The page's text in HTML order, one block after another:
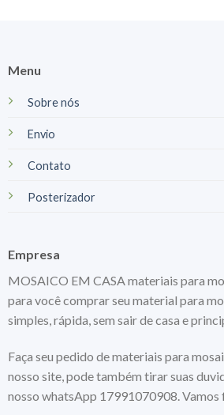
Menu
Sobre nós
Envio
Contato
Posterizador
Empresa
MOSAICO EM CASA materiais para
para você comprar seu material para
simples, rápida, sem sair de casa e
Faça seu pedido de materiais para
nosso site, pode também tirar suas
nosso whatsApp 17991070908.